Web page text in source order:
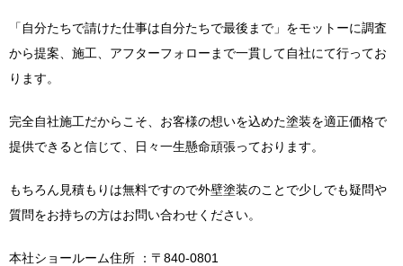
「自分たちで請けた仕事は自分たちで最後まで」をモットーに調査
から提案、施工、アフターフォローまで一貫して自社にて行ってお
ります。
完全自社施工だからこそ、お客様の想いを込めた塗装を適正価格で
提供できると信じて、日々一生懸命頑張っております。
もちろん見積もりは無料ですので外壁塗装のことで少しでも疑問や
質問をお持ちの方はお問い合わせください。
本社ショールーム住所 ：〒840-0801